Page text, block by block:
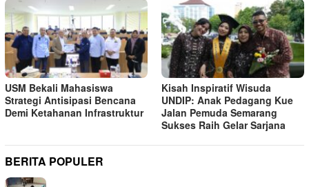
USM Bekali Mahasiswa
Strategi Antisipasi Bencana
Demi Ketahanan Infrastruktur
Kisah Inspiratif Wisuda
UNDIP: Anak Pedagang Kue
Jalan Pemuda Semarang
Sukses Raih Gelar Sarjana
BERITA POPULER